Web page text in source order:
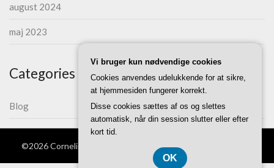
august 2024
maj 2023
Categories
Blog
©2026 Corneliius.dk | WordPress Theme by
Vi bruger kun nødvendige cookies
Cookies anvendes udelukkende for at sikre,
at hjemmesiden fungerer korrekt.
Disse cookies sættes af os og slettes
automatisk, når din session slutter eller efter
kort tid.
OK